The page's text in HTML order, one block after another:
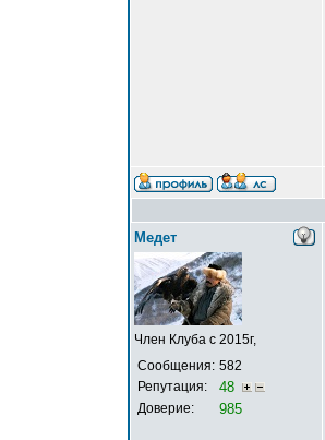
Медет
Член Клуба с 2015г,
Сообщения: 582
Репутация:
48
Доверие: 985